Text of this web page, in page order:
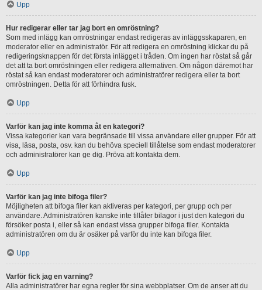
Upp
Hur redigerar eller tar jag bort en omröstning?
Som med inlägg kan omröstningar endast redigeras av inläggsskaparen, en
moderator eller en administratör. För att redigera en omröstning klickar du på
redigeringsknappen för det första inlägget i tråden. Om ingen har röstat så går
det att ta bort omröstningen eller redigera alternativen. Om någon däremot har
röstat så kan endast moderatorer och administratörer redigera eller ta bort
omröstningen. Detta för att förhindra fusk.
Upp
Varför kan jag inte komma åt en kategori?
Vissa kategorier kan vara begränsade till vissa användare eller grupper. För att
visa, läsa, posta, osv. kan du behöva speciell tillåtelse som endast moderatorer
och administratörer kan ge dig. Pröva att kontakta dem.
Upp
Varför kan jag inte bifoga filer?
Möjligheten att bifoga filer kan aktiveras per kategori, per grupp och per
användare. Administratören kanske inte tillåter bilagor i just den kategori du
försöker posta i, eller så kan endast vissa grupper bifoga filer. Kontakta
administratören om du är osäker på varför du inte kan bifoga filer.
Upp
Varför fick jag en varning?
Alla administratörer har egna regler för sina webbplatser. Om de anser att du